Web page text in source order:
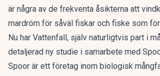
är några av de frekventa åsikterna att
mardröm för såväl fiskar och fiske som
Nu har Vattenfall, själv naturligtvis part i
detaljerad ny studie i samarbete med
Spoor är ett företag inom biologisk